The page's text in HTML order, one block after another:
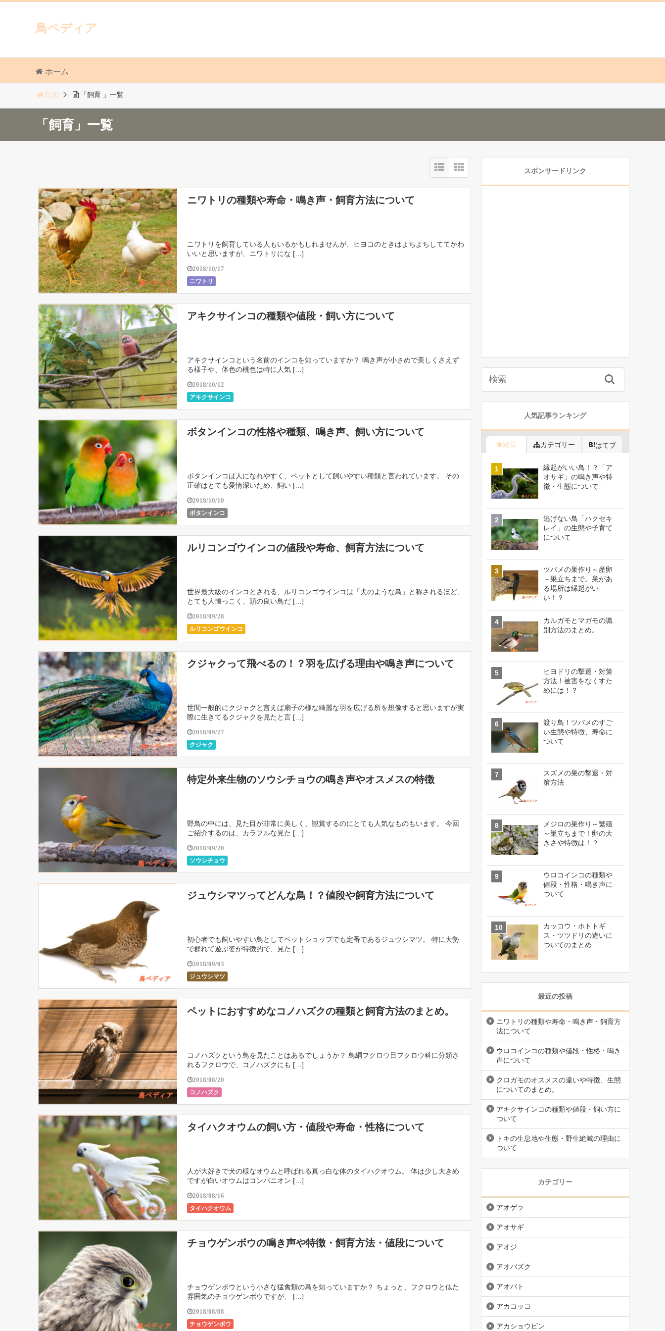
鳥ペディア
ホーム
TOP 「飼育 」一覧
「飼育」一覧
ニワトリの種類や寿命・鳴き声・飼育方法について
ニワトリを飼育している人もいるかもしれませんが、ヒヨコのときはよちよちしててかわ
いいと思いますが、ニワトリにな […]
2018/10/17
ニワトリ
アキクサインコの種類や値段・飼い方について
アキクサインコという名前のインコを知っていますか？ 鳴き声が小さめで美しくさえず
る様子や、体色の桃色は特に人気 […]
2018/10/12
アキクサインコ
ボタンインコの性格や種類、鳴き声、飼い方について
ボタンインコは人になれやすく、ペットとして飼いやすい種類と言われています。 その
正確はとても愛情深いため、飼い […]
2018/10/10
ボタンインコ
ルリコンゴウインコの値段や寿命、飼育方法について
世界最大級のインコとされる、ルリコンゴウインコは「犬のような鳥」と称されるほど、
とても人懐っこく、頭の良い鳥だ […]
2018/09/28
ルリコンゴウインコ
クジャクって飛べるの！？羽を広げる理由や鳴き声について
世間一般的にクジャクと言えば扇子の様な綺麗な羽を広げる所を想像すると思いますが実
際に生きてるクジャクを見たと言 […]
2018/09/27
クジャク
特定外来生物のソウシチョウの鳴き声やオスメスの特徴
野鳥の中には、見た目が非常に美しく、観賞するのにとても人気なものもいます。 今回
ご紹介するのは、カラフルな見た […]
2018/09/20
ソウシチョウ
ジュウシマツってどんな鳥！？値段や飼育方法について
初心者でも飼いやすい鳥としてペットショップでも定番であるジュウシマツ。 特に大勢
で群れて遊ぶ姿が特徴的で、見た […]
2018/09/03
ジュウシマツ
ペットにおすすめなコノハズクの種類と飼育方法のまとめ。
コノハズクという鳥を見たことはあるでしょうか？ 鳥綱フクロウ目フクロウ科に分類さ
れるフクロウで、コノハズクにも […]
2018/08/20
コノハズク
タイハクオウムの飼い方・値段や寿命・性格について
人が大好きで犬の様なオウムと呼ばれる真っ白な体のタイハクオウム。 体は少し大きめ
ですが白いオウムはコンパニオン […]
2018/08/16
タイハクオウム
チョウゲンボウの鳴き声や特徴・飼育方法・値段について
チョウゲンボウという小さな猛禽類の鳥を知っていますか？ ちょっと、フクロウと似た
雰囲気のチョウゲンボウですが、 […]
2018/08/08
チョウゲンボウ
スポンサードリンク
人気記事ランキング
殿堂 カテゴリー はてブ
縁起がいい鳥！？「ア
オサギ」の鳴き声や特
徴・生態について
逃げない鳥「ハクセキ
レイ」の生態や子育て
について
ツバメの巣作り～産卵
～巣立ちまで。巣があ
る場所は縁起がい
い！？
カルガモとマガモの識
別方法のまとめ。
ヒヨドリの撃退・対策
方法！被害をなくすた
めには！？
渡り鳥！ツバメのすご
い生態や特徴、寿命に
ついて
スズメの巣の撃退・対
策方法
メジロの巣作り～繁殖
～巣立ちまで！卵の大
きさや特徴は！？
ウロコインコの種類や
値段・性格・鳴き声に
ついて
カッコウ・ホトトギ
ス・ツツドリの違いに
ついてのまとめ
最近の投稿
ニワトリの種類や寿命・鳴き声・飼育方
法について
ウロコインコの種類や値段・性格・鳴き
声について
クロガモのオスメスの違いや特徴、生態
についてのまとめ。
アキクサインコの種類や値段・飼い方に
ついて
トキの生息地や生態・野生絶滅の理由に
ついて
カテゴリー
アオゲラ
アオサギ
アオジ
アオバズク
アオバト
アカコッコ
アカショウビン